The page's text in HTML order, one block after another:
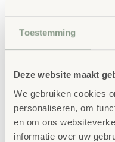
Toestemming
Deze website maakt
We gebruiken cookies
personaliseren, om
en om ons
informatie over uw
Waarom
en onze ervaring
Kwaliteit: al ons
voldoet aan GS-